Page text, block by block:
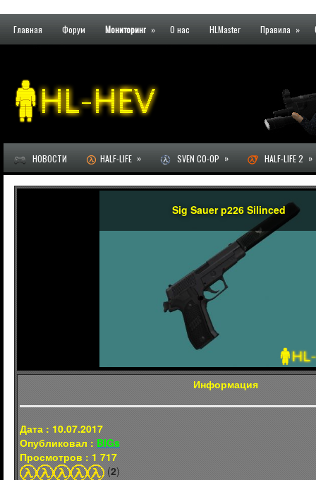
Главная Форум Мониторинг » О нас HLMaster Правила »
НОВОСТИ HALF-LIFE » SVEN CO-OP » HALF-LIFE 2 »
Sig Sauer p226 Silinced
Информация
Дата : 10.07.2017
Опубликовал : BIGs
Просмотров : 1 717
(2)